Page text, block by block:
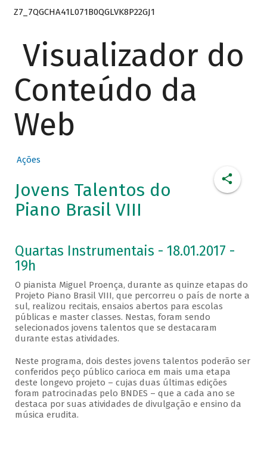
Z7_7QGCHA41L071B0QGLVK8P22GJ1
Visualizador do
Conteúdo da
Web
Ações
Jovens Talentos do
Piano Brasil VIII
Quartas Instrumentais - 18.01.2017 -
19h
O pianista Miguel Proença, durante as quinze etapas do
Projeto Piano Brasil VIII, que percorreu o país de norte a
sul, realizou recitais, ensaios abertos para escolas
públicas e master classes. Nestas, foram sendo
selecionados jovens talentos que se destacaram
durante estas atividades.
Neste programa, dois destes jovens talentos poderão ser
conferidos peço público carioca em mais uma etapa
deste longevo projeto – cujas duas últimas edições
foram patrocinadas pelo BNDES – que a cada ano se
destaca por suas atividades de divulgação e ensino da
música erudita.